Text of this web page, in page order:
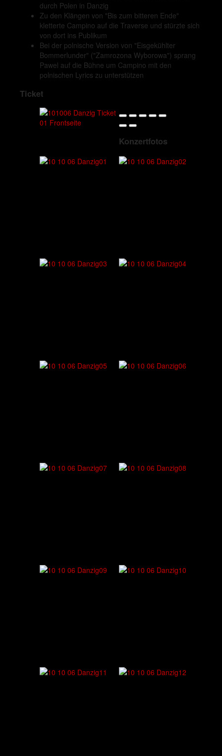
durch Polen in Danzig
Zu den Klängen von "Bis zum bitteren Ende"
kletterte Campino auf die Traverse und stürzte sich
von dort ins Publikum
Bei der polnische Version von "Eisgekühlter
Bommerlunder" ("Zamrozona Wyborowa") sprang
Pawel auf die Bühne um Campino mit den
polnischen Lyrics zu unterstützen
Ticket
Konzertfotos